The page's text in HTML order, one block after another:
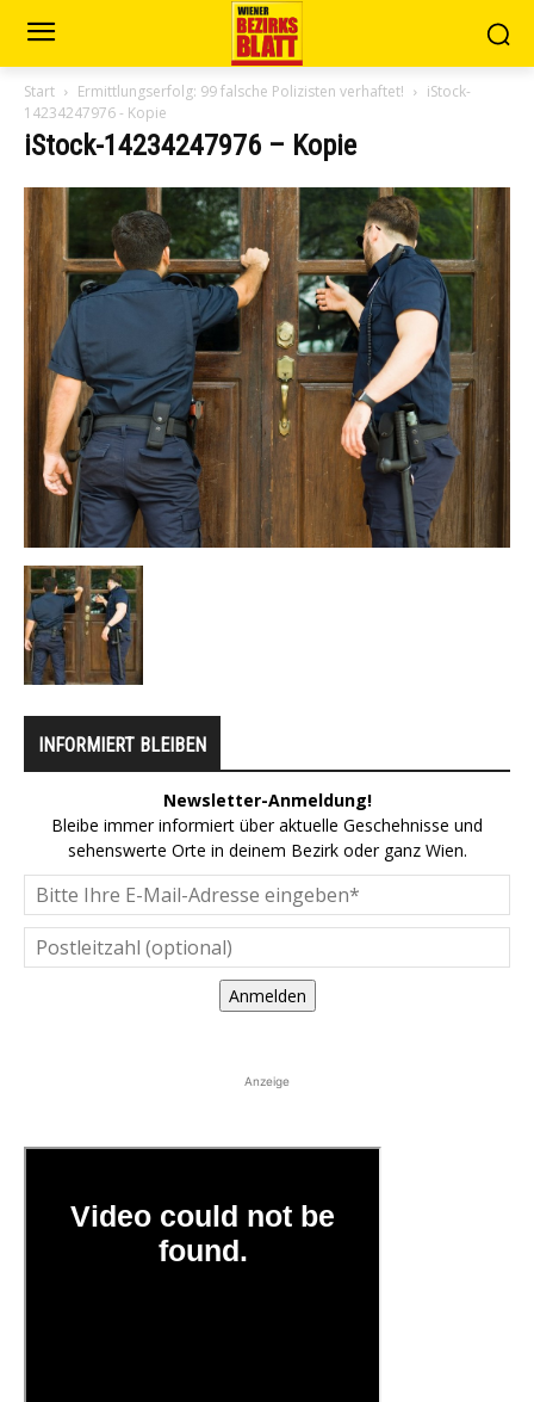
Start Ermittlungserfolg: 99 falsche Polizisten verhaftet!
iStock-
14234247976 - Kopie
iStock-14234247976 – Kopie
INFORMIERT BLEIBEN
Newsletter-Anmeldung!
Bleibe immer informiert über aktuelle Geschehnisse und
sehenswerte Orte in deinem Bezirk oder ganz Wien.
Anmelden
Anzeige